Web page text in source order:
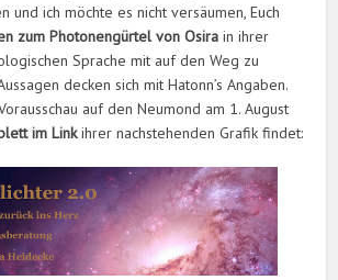
und ich möchte es nicht versäumen, Euch
zum Photonengürtel von Osira in ihrer
Sprache mit auf den Weg zu
decken sich mit Hatonn’s Angaben.
auf den Neumond am 1. August
im Linkihrer nachstehenden Grafik findet: